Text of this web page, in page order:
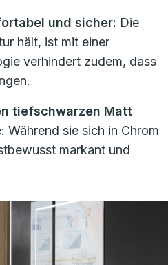
und sicher: Die
hält, ist mit einer
verhindert zudem, dass
tiefschwarzen Matt
sie sich in Chrom
markant und